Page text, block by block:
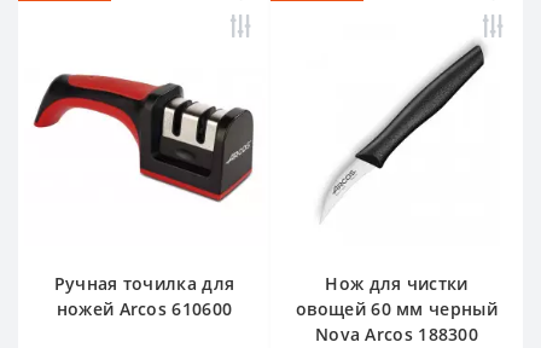
Ручная точилка для
ножей Arcos 610600
Нож для чистки
овощей 60 мм черный
Nova Arcos 188300